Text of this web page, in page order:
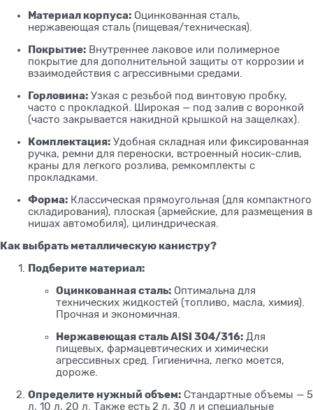
Материал корпуса: Оцинкованная сталь,
нержавеющая сталь (пищевая/техническая).
Покрытие: Внутреннее лаковое или полимерное
покрытие для дополнительной защиты от коррозии и
взаимодействия с агрессивными средами.
Горловина: Узкая с резьбой под винтовую пробку,
часто с прокладкой. Широкая — под залив с воронкой
(часто закрывается накидной крышкой на защелках).
Комплектация: Удобная складная или фиксированная
ручка, ремни для переноски, встроенный носик-слив,
краны для легкого розлива, ремкомплекты с
прокладками.
Форма: Классическая прямоугольная (для компактного
складирования), плоская (армейские, для размещения в
нишах автомобиля), цилиндрическая.
Как выбрать металлическую канистру?
Подберите материал:
Оцинкованная сталь: Оптимальна для
технических жидкостей (топливо, масла, химия).
Прочная и экономичная.
Нержавеющая сталь AISI 304/316: Для
пищевых, фармацевтических и химически
агрессивных сред. Гигиенична, легко моется,
дороже.
Определите нужный объем: Стандартные объемы — 5
л, 10 л, 20 л. Также есть 2 л, 30 л и специальные